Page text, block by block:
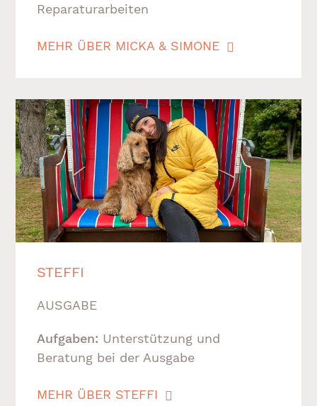
Reparaturarbeiten
MEHR ÜBER MICKA & SIMONE
STEFFI
AUSGABE
Aufgaben: Unterstützung und
Beratung bei der Ausgabe
MEHR ÜBER STEFFI